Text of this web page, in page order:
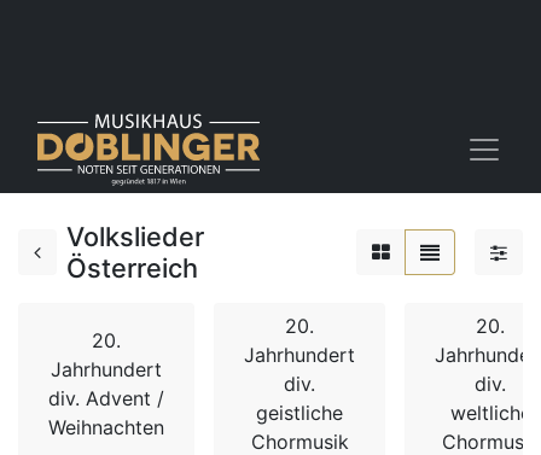
Volkslieder
Österreich
20.
Jahrhundert
div. Advent /
Weihnachten
20.
Jahrhundert
div.
geistliche
Chormusik
20.
div.
weltliche
Chormusik